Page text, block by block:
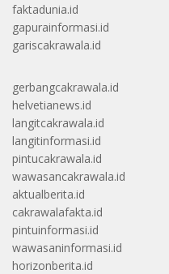
faktadunia.id
gapurainformasi.id
gariscakrawala.id
gerbangcakrawala.id
helvetianews.id
langitcakrawala.id
langitinformasi.id
pintucakrawala.id
wawasancakrawala.id
aktualberita.id
cakrawalafakta.id
pintuinformasi.id
wawasaninformasi.id
horizonberita.id